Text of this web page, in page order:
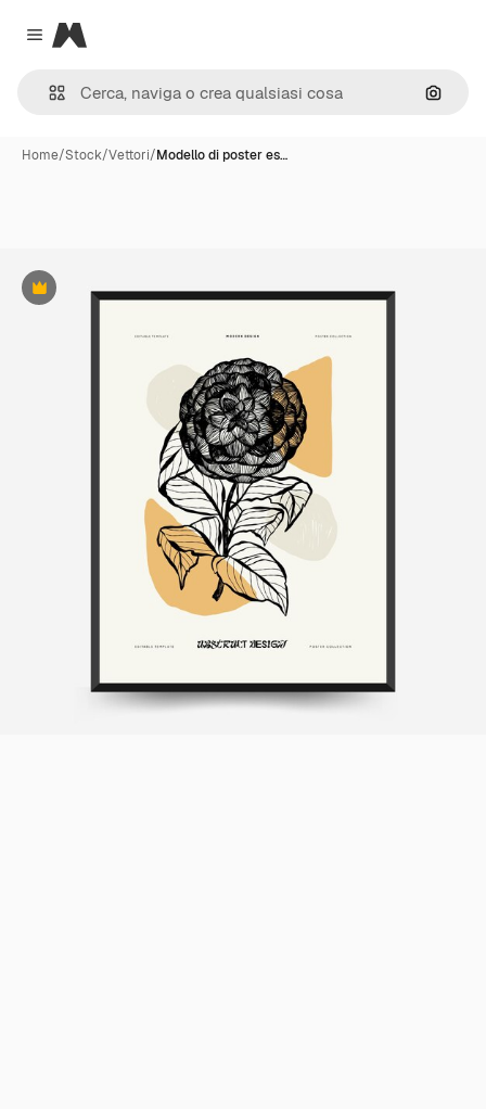
Close menu
Magnific
Cerca
Home/Stock/Vettori/Modello di poster es…
Premium